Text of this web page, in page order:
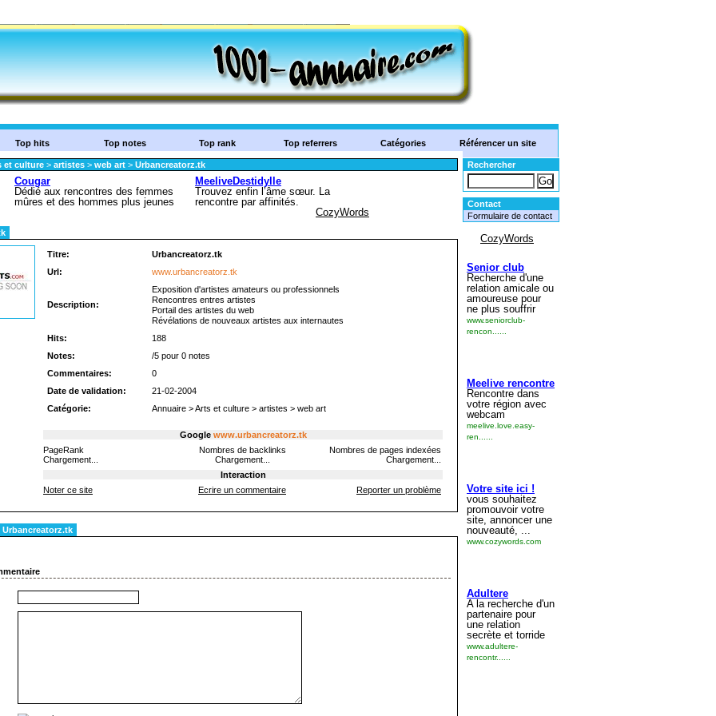
Top hits Top notes Top rank Top referrers Catégories Référencer un site
Rechercher
Contact
Formulaire de contact
et culture > artistes > web art > Urbancreatorz.tk
Titre:
Urbancreatorz.tk
Url:
www.urbancreatorz.tk
Description:
Exposition d'artistes amateurs ou professionnels
Rencontres entres artistes
Portail des artistes du web
Révélations de nouveaux artistes aux internautes
Hits:
188
Notes:
/5 pour 0 notes
Commentaires:
0
Date de validation:
21-02-2004
Catégorie:
Annuaire >Arts et culture > artistes > web art
Google www.urbancreatorz.tk
PageRank
Chargement...
Nombres de backlinks
Chargement...
Nombres de pages indexées
Chargement...
Interaction
Noter ce site
Ecrire un commentaire Reporter un problème